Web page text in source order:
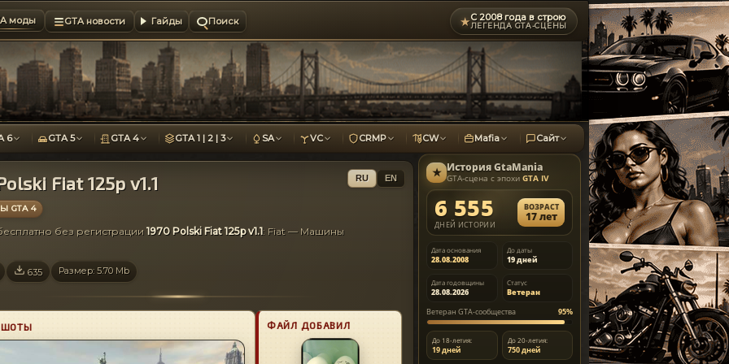
моды GTA новости Гайды Поиск ★С 2008 года в строю
ЛЕГЕНДА GTA-СЦЕНЫ
6 GTA 5 GTA 4 GTA 1 | 2 | 3 SA VC CRMP CW Mafia Сайт
RU EN
Fiat 125p v1.1
GTA 4
без регистрации 1970 Polski Fiat 125p v1.1: Fiat — Машины
635 Размер: 5.70 Mb
ФАЙЛ ДОБАВИЛ
★ ИсторияGtaMania
GTA-сцена с эпохи GTA IV
6 555
ДНЕЙ ИСТОРИИ
ВОЗРАСТ
17 лет
Дата основания
28.08.2008
До даты
19 дней
Дата годовщины
28.08.2026
Статус
Ветеран
Ветеран GTA-сообщества
95%
До 18-летия:
19 дней
До 20-летия:
750 дней